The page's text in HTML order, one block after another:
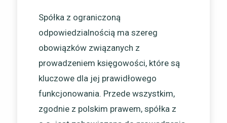
Spółka z ograniczoną
odpowiedzialnością ma szereg
obowiązków związanych z
prowadzeniem księgowości, które są
kluczowe dla jej prawidłowego
funkcjonowania. Przede wszystkim,
zgodnie z polskim prawem, spółka z